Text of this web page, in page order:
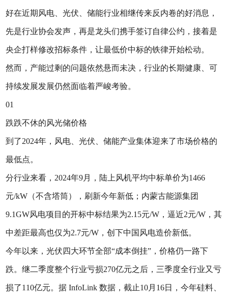
好在近期风电、光伏、储能行业相继传来反内卷的好消息，
先是行业协会发声，再是龙头们携手签订自律公约，接着是
央企打样修改招标条件，让最低价中标的铁律开始松动。
然而，产能过剩的问题依然悬而未决，行业的长期健康、可
持续发展发展仍然面临着严峻考验。
01
跌跌不休的风光储价格
到了2024年，风电、光伏、储能产业集体迎来了市场价格的
最低点。
分行业来看，2024年9月，陆上风机平均中标单价为1466
元/kW（不含塔筒），刷新今年新低；内蒙古能源集团
9.1GW风电项目的开标中标结果为2.15元/W，逼近2元/W，其
中差距最高也仅为2.7元/W，创下中国风电造价新低。
今年以来，光伏四大环节全部“成本倒挂”，价格仍一路下
跌。继二季度整个行业亏损270亿元之后，三季度全行业又亏
损了110亿元。据 InfoLink 数据，截止10月16日，今年硅料、